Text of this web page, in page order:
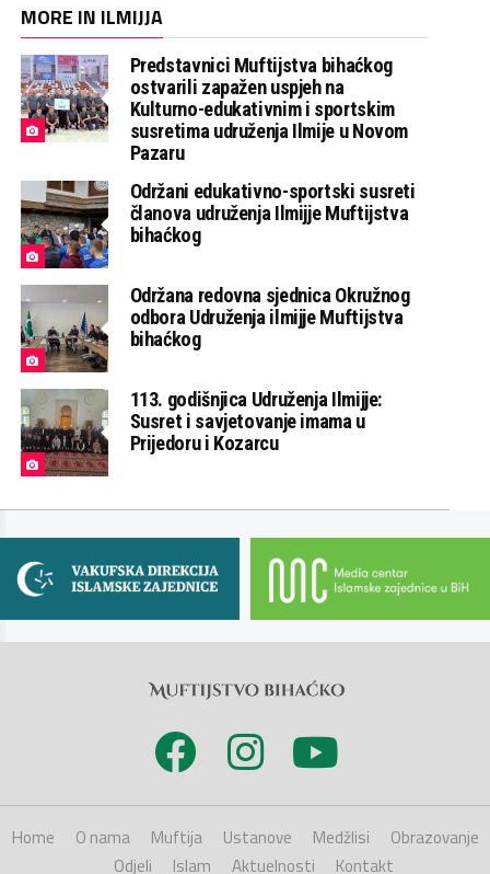
MORE IN ILMIJJA
Predstavnici Muftijstva bihaćkog
ostvarili zapažen uspjeh na
Kulturno-edukativnim i sportskim
susretima udruženja Ilmije u Novom
Pazaru
Održani edukativno-sportski susreti
članova udruženja Ilmijje Muftijstva
bihaćkog
Održana redovna sjednica Okružnog
odbora Udruženja ilmijje Muftijstva
bihaćkog
113. godišnjica Udruženja Ilmijje:
Susret i savjetovanje imama u
Prijedoru i Kozarcu
Home O nama Muftija Ustanove Medžlisi
Obrazovanje
Odjeli
Islam Aktuelnosti Kontakt